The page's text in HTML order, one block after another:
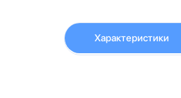
Характеристики